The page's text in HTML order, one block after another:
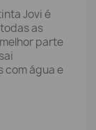
Jovi é
as
parte
com água e